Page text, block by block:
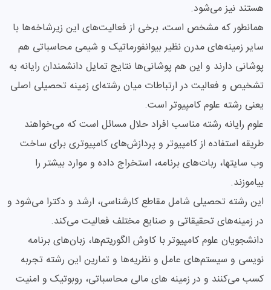
هستند نیز می‌شود.
همانطور که مشخص است، برخی از فعالیت‌های این زیرشاخه‌ها با
سایر زمینه‌های مدرن نظیر بیوانفورماتیک و شیمی محاسباتی هم
پوشانی دارند و این هم پوشانی‌ها نتایج تمایل دانشمندان رایانه به
تشخیص و فعالیت در ارتباطات میان رشته‌ای زمینه تحصیلی اصلی
یعنی رشته علوم کامپیوتر است.
علوم رایانه رشته مناسب افراد حلال مسائل است که می‌خواهند
طریقه استفاده از کامپیوتر و پردازش‌های کامپیوتری برای ساخت
وب سایتها، ربات‌های برنامه، استخراج داده و موارد بیشتر را
بیاموزند.
این رشته تحصیلی شامل مقاطع کارشناسی، ارشد و دکترا می‌شود و
در زمینه‌های تحقیقاتی و صنایع مختلف فعالیت می‌کند.
دانشجویان علوم کامپیوتر با کاوش الگوریتم‌ها، زبان‌های برنامه
نویسی و سیستم‌های عامل و نظریه‌ها و تمارین این رشته تجربه
کسب می‌کنند و در زمینه های مالی محاسباتی، روبوتیک و امنیت